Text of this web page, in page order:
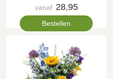
vanaf 28,95
Bestellen